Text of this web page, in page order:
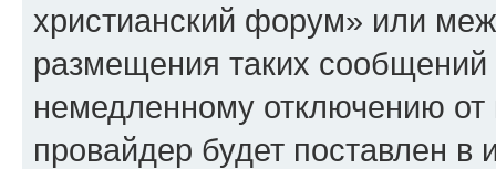
христианский форум» или
размещения таких
немедленному отключению
провайдер будет поставлен в